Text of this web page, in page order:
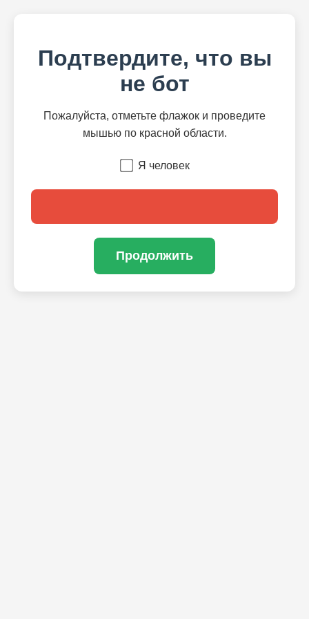
Подтвердите, что вы
не бот
Пожалуйста, отметьте флажок и проведите
мышью по красной области.
Я человек
Продолжить